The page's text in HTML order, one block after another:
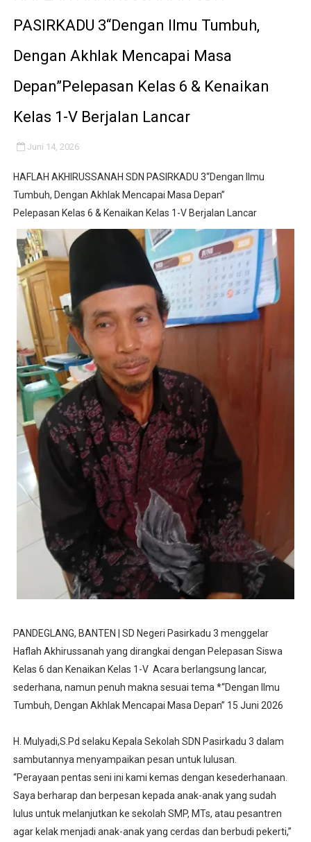
IMO-Indonesia Hadiri Rakerkornas APINDO Ke XXXV di
Kepala KSP Jenderal Dudung Pimpin Peluncuran Buku
Official Statement by the Royal Office of Morocco
Hebat! Ada Jalan Tol "Donald J. Trump" di Wilayah
Kapolsek Cikeusik Tegaskan Komitmen Jaga
PASIRKADU 3“Dengan Ilmu Tumbuh,
Dengan Akhlak Mencapai Masa
Depan”Pelepasan Kelas 6 & Kenaikan
Kelas 1-V Berjalan Lancar
Juni 14, 2026
HAFLAH AKHIRUSSANAH SDN PASIRKADU 3“Dengan Ilmu
Tumbuh, Dengan Akhlak Mencapai Masa Depan”
Pelepasan Kelas 6 & Kenaikan Kelas 1-V Berjalan Lancar
PANDEGLANG, BANTEN | SD Negeri Pasirkadu 3 menggelar
Haflah Akhirussanah yang dirangkai dengan Pelepasan Siswa
Kelas 6 dan Kenaikan Kelas 1-V Acara berlangsung lancar,
sederhana, namun penuh makna sesuai tema *“Dengan Ilmu
Tumbuh, Dengan Akhlak Mencapai Masa Depan” 15 Juni 2026
H. Mulyadi,S.Pd selaku Kepala Sekolah SDN Pasirkadu 3 dalam
sambutannya menyampaikan pesan untuk lulusan.
“Perayaan pentas seni ini kami kemas dengan kesederhanaan.
Saya berharap dan berpesan kepada anak-anak yang sudah
lulus untuk melanjutkan ke sekolah SMP, MTs, atau pesantren
agar kelak menjadi anak-anak yang cerdas dan berbudi pekerti,”